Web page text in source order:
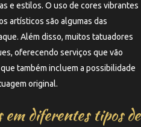
e estilos. O uso de cores vibrantes
artísticos são algumas das
Além disso, muitos tatuadores
oferecendo serviços que vão
também incluem a possibilidade
original.
em diferentes tipos de